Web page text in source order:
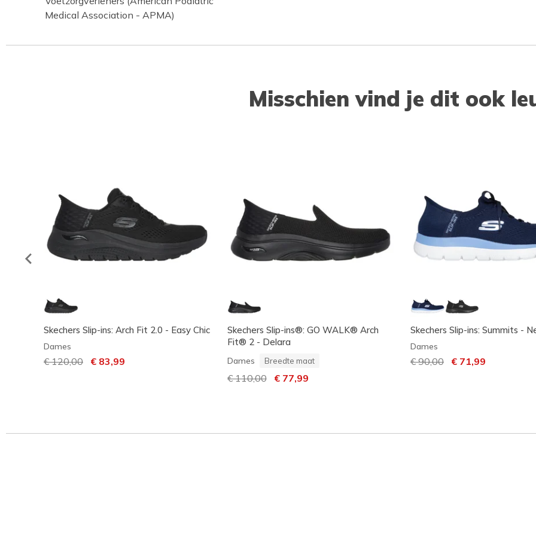
Medical Association - APMA)
Misschien vind je dit ook
Skechers Slip-ins: Arch Fit 2.0 - Easy Chic
Dames
Prijs verlaagd van
€ 120,00 naar
€ 83,99
Skechers Slip-ins®: GO WALK® Arch
Fit® 2 - Delara
Dames Breedte maat
Prijs verlaagd van
€ 110,00naar
€ 77,99
Skechers Slip-ins: Summits -
Dames
Prijs verlaagd van
€ 90,00 naar
€ 71,99